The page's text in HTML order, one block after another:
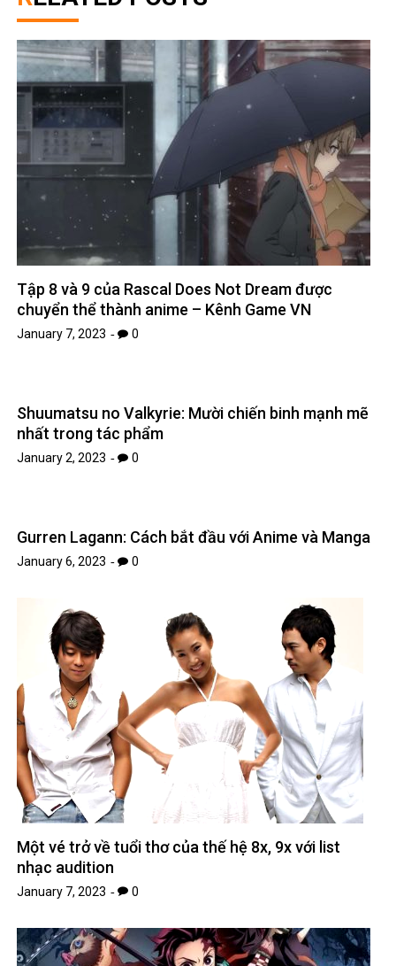
Tập 8 và 9 của Rascal Does Not Dream được
chuyển thể thành anime – Kênh Game VN
January 7, 2023 0
Shuumatsu no Valkyrie: Mười chiến binh mạnh mẽ
nhất trong tác phẩm
January 2, 2023 0
Gurren Lagann: Cách bắt đầu với Anime và Manga
January 6, 2023 0
Một vé trở về tuổi thơ của thế hệ 8x, 9x với list
nhạc audition
January 7, 2023 0